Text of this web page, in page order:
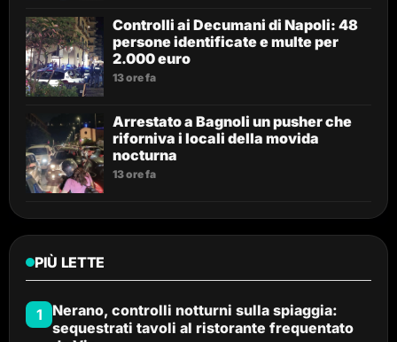
Controlli ai Decumani di Napoli: 48
persone identificate e multe per
2.000 euro
13 ore fa
Arrestato a Bagnoli un pusher che
riforniva i locali della movida
nocturna
13 ore fa
PIÙ LETTE
1
Nerano, controlli notturni sulla spiaggia:
sequestrati tavoli al ristorante frequentato